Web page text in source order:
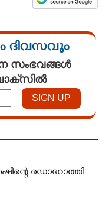
ദിവസവും
സംഭവങ്ങൾ
ഡൊറോത്തി